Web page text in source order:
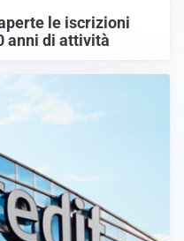
le iscrizioni
anni di attività